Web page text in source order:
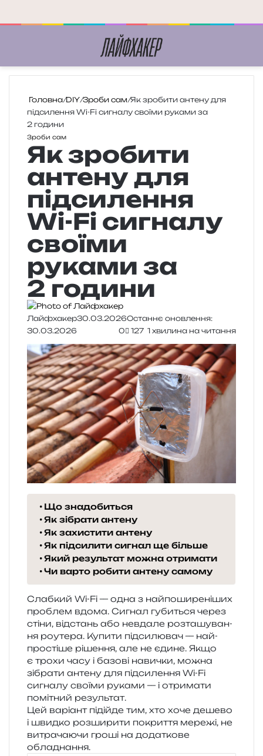
Головна/DIY/Зроби сам/Як зробити антену для
підсилення Wi-Fi сигналу своїми руками за
2 години
Зроби сам
Як зробити
антену для
підсилення
Wi-Fi сигналу
своїми
руками за
2 години
Лайфхакер30.03.2026Останнє оновлення:
30.03.2026
0 127 1 хвилина на читання
Що знадобиться
Як зібрати антену
Як захистити антену
Як підсилити сигнал ще більше
Який результат можна отримати
Чи варто робити антену самому
Слабкий Wi-Fi — одна з най­по­ши­ре­ні­ших
про­блем вдома. Сигнал губи­ться через
стіни, від­стань або невда­ле роз­та­шу­ва­н­
ня роу­те­ра. Купити під­си­лю­вач — най­
про­сті­ше ріше­н­ня, але не єдине. Якщо
є трохи часу і базо­ві нави­чки, можна
зібра­ти анте­ну для під­си­ле­н­ня Wi-Fi
сигна­лу сво­ї­ми рука­ми — і отри­ма­ти
помі­тний результат.
Цей варі­ант піді­йде тим, хто хоче деше­во
і швид­ко роз­ши­ри­ти покри­т­тя мере­жі, не
витра­ча­ю­чи гроші на дода­тко­ве
обладнання.